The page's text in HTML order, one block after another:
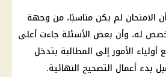
الامتحان لم يكن مناسبًا، من وجهة
له، وأن بعض الأسئلة جاءت أعلى
أولياء الأمورإلى المطالبة بتدخل
بدء أعمال التصحيح النهائية.